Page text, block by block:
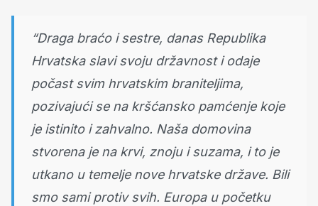
“Draga braćo i sestre, danas Republika
Hrvatska slavi svoju državnost i odaje
počast svim hrvatskim braniteljima,
pozivajući se na kršćansko pamćenje koje
je istinito i zahvalno. Naša domovina
stvorena je na krvi, znoju i suzama, i to je
utkano u temelje nove hrvatske države. Bili
smo sami protiv svih. Europa u početku